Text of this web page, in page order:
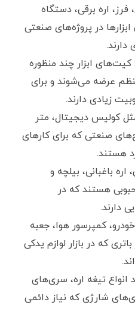
فرز، اره برقی، دستگاه
در پروژه‌های صنعتی
دارند.
کیت‌های ابزار چند منظوره
عرضه می‌شوند و برای
زیادی دارند.
کولیس دیجیتال، متر
صنعتی که برای کارهای
هستند.
اره باغبانی، بیلچه و
هستند که در
دارند.
کمپرسور هوا، جعبه
که در بازار لوازم یدکی
انواع تیغه اره، سری‌های
شارژی که نیاز دائمی